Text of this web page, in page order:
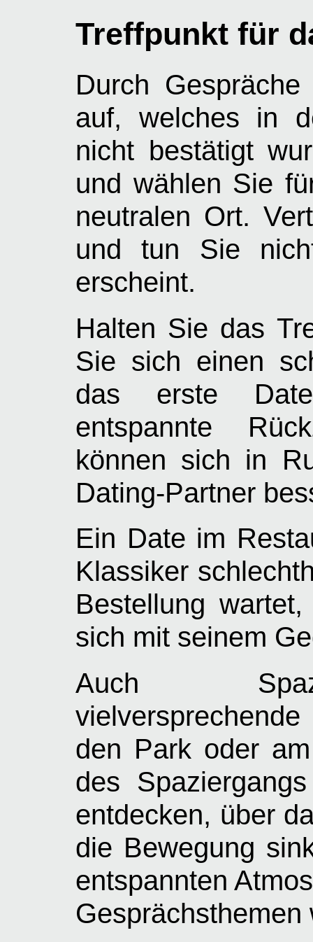
Treffpunkt für
Durch
auf, welches in
nicht bestätigt
und wählen Sie
neutralen Ort.
und tun Sie
erscheint.
Halten Sie das
Sie sich einen
das erste
entspannte
können sich in
Dating-Partner
Ein Date im
Klassiker
Bestellung
sich mit seinem
Auch
den Park oder
des
entdecken, über
die Bewegung
entspannten